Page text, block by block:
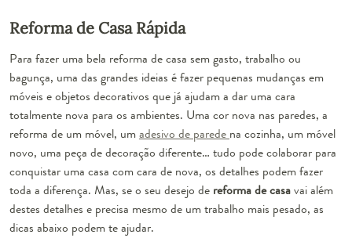
Reforma de Casa Rápida
Para fazer uma bela reforma de casa sem gasto, trabalho ou
bagunça, uma das grandes ideias é fazer pequenas mudanças em
móveis e objetos decorativos que já ajudam a dar uma cara
totalmente nova para os ambientes. Uma cor nova nas paredes, a
reforma de um móvel, umadesivo de parede na cozinha, um móvel
novo, uma peça de decoração diferente… tudo pode colaborar para
conquistar uma casa com cara de nova, os detalhes podem fazer
toda a diferença. Mas, se o seu desejo de reforma de casavai além
destes detalhes e precisa mesmo de um trabalho mais pesado, as
dicas abaixo podem te ajudar.